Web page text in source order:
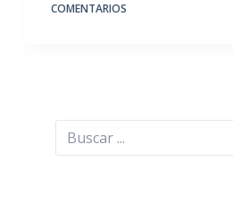
COMENTARIOS
Buscar